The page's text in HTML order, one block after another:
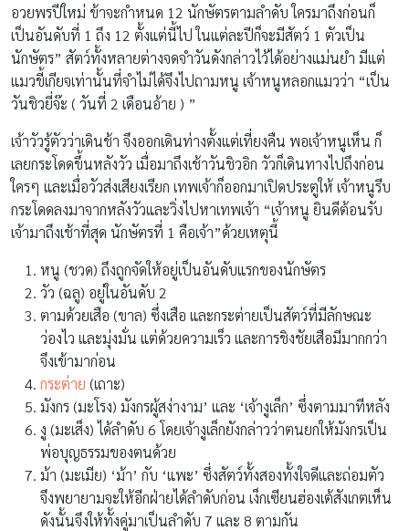
อวยพรปีใหม่ ข้าจะกำหนด 12 นักษัตรตามลำดับ ใครมาถึงก่อนก็
เป็นอันดับที่ 1 ถึง 12 ตั้งแต่นี้ไป ในแต่ละปีก็จะมีสัตว์ 1 ตัวเป็น
นักษัตร” สัตว์ทั้งหลายต่างจดจำวันดังกล่าวไว้ได้อย่างแม่นยำ มีแต่
แมวขี้เกียจเท่านั้นที่จำไม่ได้จึงไปถามหนู เจ้าหนูหลอกแมวว่า “เป็น
วันชิวยี่จ๊ะ ( วันที่ 2 เดือนอ้าย ) ”
เจ้าวัวรู้ตัวว่าเดินช้า จึงออกเดินท่างตั้งแต่เที่ยงคืน พอเจ้าหนูเห็น ก็
เลยกระโดดขึ้นหลังวัว เมื่อมาถึงเช้าวันชิวอิก วัวก็เดินทางไปถึงก่อน
ใครๆ และเมื่อวัวส่งเสียงเรียก เทพเจ้าก็ออกมาเปิดประตูให้ เจ้าหนูรีบ
กระโดดลงมาจากหลังวัวและวิ่งไปหาเทพเจ้า “เจ้าหนู ยินดีต้อนรับ
เจ้ามาถึงเช้าที่สุด นักษัตรที่ 1 คือเจ้า”ด้วยเหตุนี้
หนู (ชวด) ถึงถูกจัดให้อยู่เป็นอันดับแรกของนักษัตร
วัว (ฉลู) อยู่ในอันดับ 2
ตามด้วยเสือ (ขาล) ซึ่งเสือ และกระต่ายเป็นสัตว์ที่มีลักษณะ
ว่องไว และมุ่งมั่น แต่ด้วยความเร็ว และการชิงชัยเสือมีมากกว่า
จึงเข้ามาก่อน
กระต่าย (เถาะ)
มังกร (มะโรง) มังกรผู้สง่างาม’ และ ‘เจ้างูเล็ก’ ซึ่งตามมาทีหลัง
งู (มะเส็ง) ได้ลำดับ 6 โดยเจ้างูเล็กยังกล่าวว่าตนยกให้มังกรเป็น
พ่อบุญธรรมของตนด้วย
ม้า (มะเมีย) ‘ม้า’ กับ ‘แพะ’ ซึ่งสัตว์ทั้งสองทั้งใจดีและถ่อมตัว
จึงพยายามจะให้อีกฝ่ายได้ลำดับก่อน เง็กเซียนฮ่องเต้สังเกตเห็น
ดังนั้นจึงให้ทั้งคู่มาเป็นลำดับ 7 และ 8 ตามกัน